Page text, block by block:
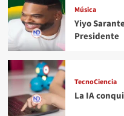
Música
Yiyo
Presidente
TecnoCiencia
La IA